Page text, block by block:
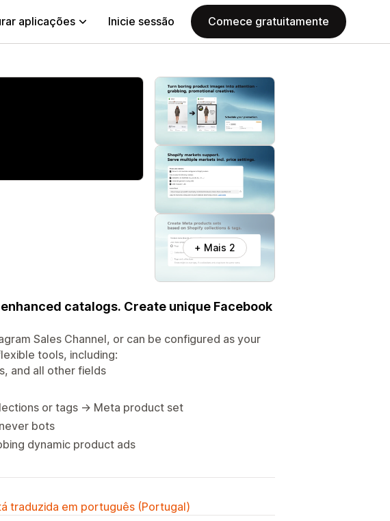
aplicações Inicie sessão Comece gratuitamente
+ Mais 2
catalogs. Create unique Facebook
Sales Channel, or can be configured as your
tools, including:
and all other fields
or tags → Meta product set
bots
dynamic product ads
traduzida em português (Portugal)